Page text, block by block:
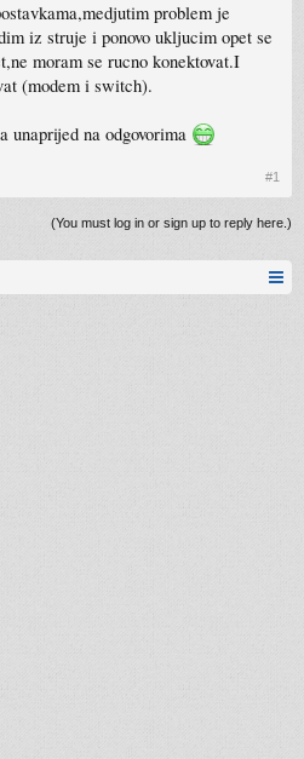
problem je
iz struje i ponovo ukljucim opet se
moram se rucno konektovat.I
(modem i switch).
unaprijed na odgovorima
#1
(You must log in or sign up to reply here.)